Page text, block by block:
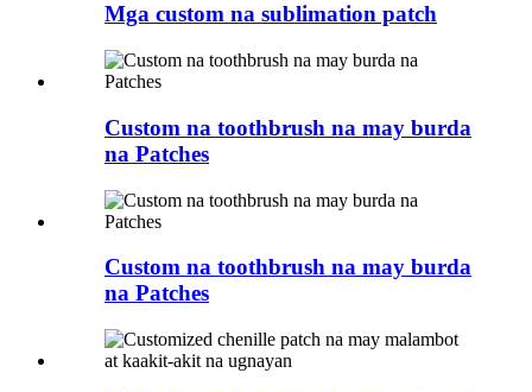
Mga custom na sublimation patch
Custom na toothbrush na may burda
na Patches
Custom na toothbrush na may burda
na Patches